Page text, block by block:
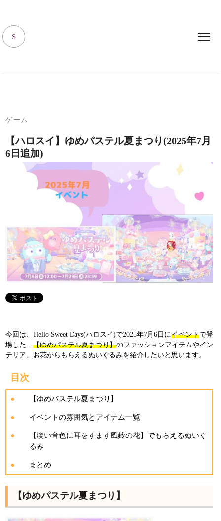
S
ゲーム
【ハロスイ】ゆめパステル夏まつり(2025年7月
6日追加)
今回は、Hello Sweet Days(ハロスイ)で2025年7月6日にイベントで登
場した、【ゆめパステル夏まつり】のファッションアイテムやイン
テリア、お花からもらえるぬいぐるみを紹介したいと思います。
目次
【ゆめパステル夏まつり】
イベントの雰囲気とアイテム一覧
【淡い音色に耳をすます風鈴の花】でもらえるぬいぐ
るみ
まとめ
【ゆめパステル夏まつり】